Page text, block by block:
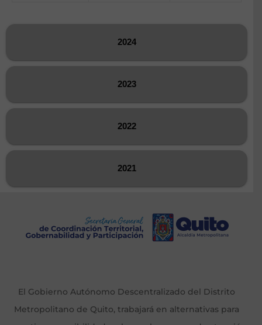
2024
2023
2022
2021
El Gobierno Autónomo Descentralizado del Distrito
Metropolitano de Quito, trabajará en alternativas para